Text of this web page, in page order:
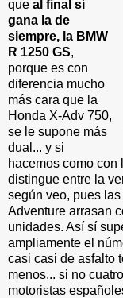
que al final sí
gana la de
siempre, la BMW
R 1250 GS,
porque es con
diferencia mucho
más cara que la
Honda X-Adv 750,
se le supone más
dual... y si
hacemos como con
distingue entre la
según veo, pues
Adventure arrasan
unidades. Así sí
ampliamente el
casi casi de asfalto
menos... si no
motoristas